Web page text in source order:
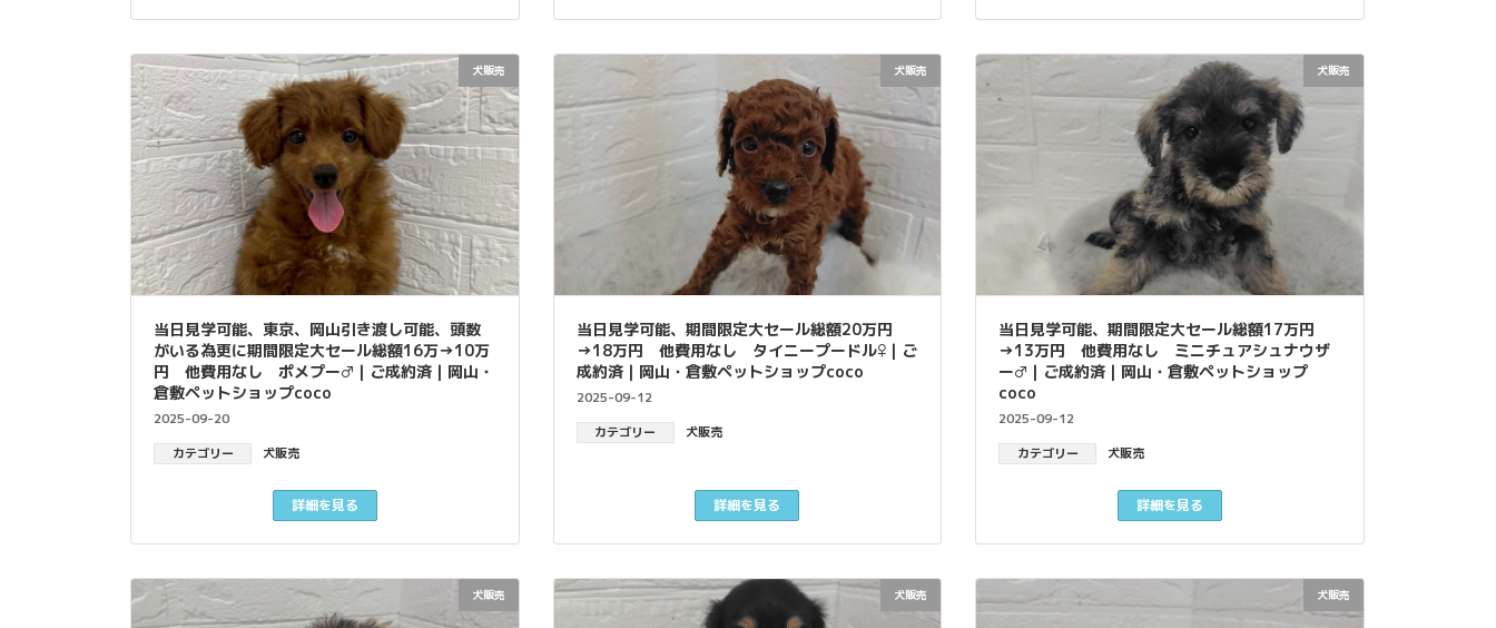
犬販売
当日見学可能、東京、岡山引き渡し可能、頭数
がいる為更に期間限定大セール総額16万→10万
円 他費用なし ポメプー♂｜ご成約済｜岡山・
倉敷ペットショップcoco
2025-09-20
カテゴリー
犬販売
詳細を見る
犬販売
当日見学可能、期間限定大セール総額20万円
→18万円 他費用なし タイニープードル♀｜ご
成約済｜岡山・倉敷ペットショップcoco
2025-09-12
カテゴリー
犬販売
詳細を見る
犬販売
当日見学可能、期間限定大セール総額17万円
→13万円 他費用なし ミニチュアシュナウザ
ー♂｜ご成約済｜岡山・倉敷ペットショップ
coco
2025-09-12
カテゴリー
犬販売
詳細を見る
犬販売 犬販売 犬販売